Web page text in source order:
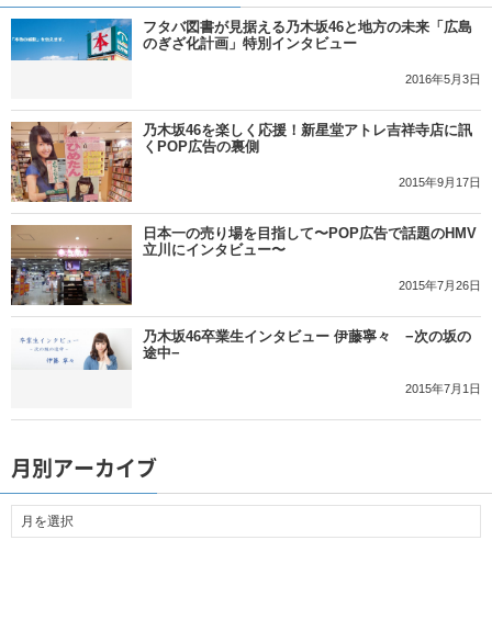
フタバ図書が見据える乃木坂46と地方の未来「広島
のぎざ化計画」特別インタビュー
2016年5月3日
乃木坂46を楽しく応援！新星堂アトレ吉祥寺店に訊
くPOP広告の裏側
2015年9月17日
日本一の売り場を目指して〜POP広告で話題のHMV
立川にインタビュー〜
2015年7月26日
乃木坂46卒業生インタビュー 伊藤寧々 −次の坂の
途中−
2015年7月1日
月別アーカイブ